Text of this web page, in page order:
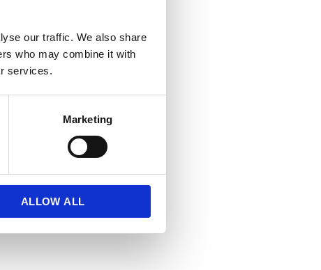
our traffic. We also share
who may combine it with
services.
Marketing
ALLOW ALL